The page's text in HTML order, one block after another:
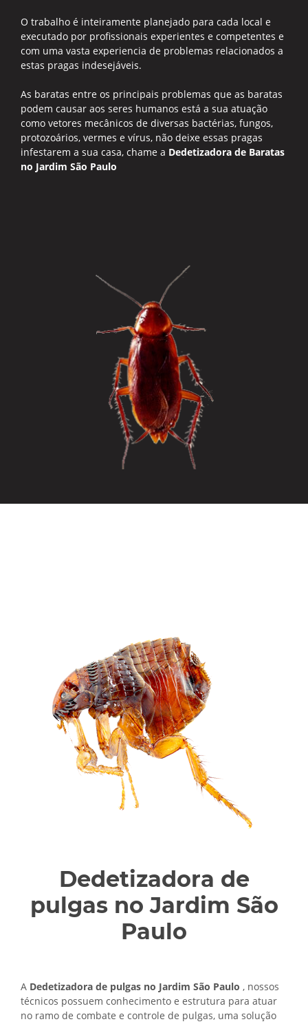
O trabalho é inteiramente planejado para cada local e
executado por profissionais experientes e competentes e
com uma vasta experiencia de problemas relacionados a
estas pragas indesejáveis.
As baratas entre os principais problemas que as baratas
podem causar aos seres humanos está a sua atuação
como vetores mecânicos de diversas bactérias, fungos,
protozoários, vermes e vírus, não deixe essas pragas
infestarem a sua casa, chame a Dedetizadora de Baratas
no Jardim São Paulo
Dedetizadora de
pulgas no Jardim São
Paulo
A Dedetizadora de pulgas no Jardim São Paulo , nossos
técnicos possuem conhecimento e estrutura para atuar
no ramo de combate e controle de pulgas, uma solução